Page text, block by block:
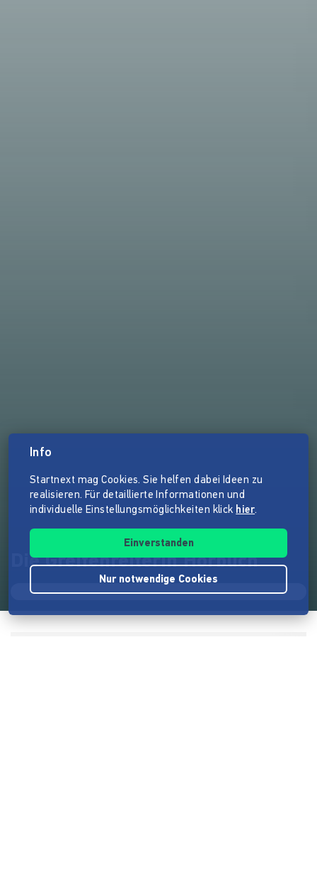
Die Greifenreiterin Hörbuch
Info
Startnext mag Cookies. Sie helfen dabei Ideen zu
realisieren. Für detaillierte Informationen und
individuelle Einstellungsmöglichkeiten klick hier.
Einverstanden
Nur notwendige Cookies